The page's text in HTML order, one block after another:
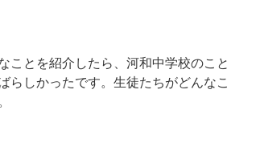
とを紹介したら、河和中学校のこと
らしかったです。生徒たちがどんなこ